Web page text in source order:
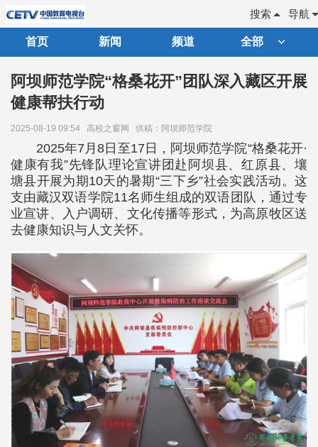
导航
搜索
首页 新闻 频道 全部
阿坝师范学院“格桑花开”团队深入藏区开展
健康帮扶行动
2025-08-19 09:54 高校之窗网 供稿：阿坝师范学院
2025年7月8日至17日，阿坝师范学院“格桑花开·
健康有我”先锋队理论宣讲团赴阿坝县、红原县、壤
塘县开展为期10天的暑期“三下乡”社会实践活动。这
支由藏汉双语学院11名师生组成的双语团队，通过专
业宣讲、入户调研、文化传播等形式，为高原牧区送
去健康知识与人文关怀。